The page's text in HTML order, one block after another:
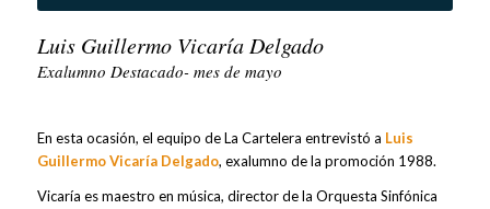
Luis Guillermo Vicaría Delgado
Exalumno Destacado- mes de mayo
En esta ocasión, el equipo de La Cartelera entrevistó a Luis
Guillermo Vicaría Delgado, exalumno de la promoción 1988.
Vicaría es maestro en música, director de la Orquesta Sinfónica